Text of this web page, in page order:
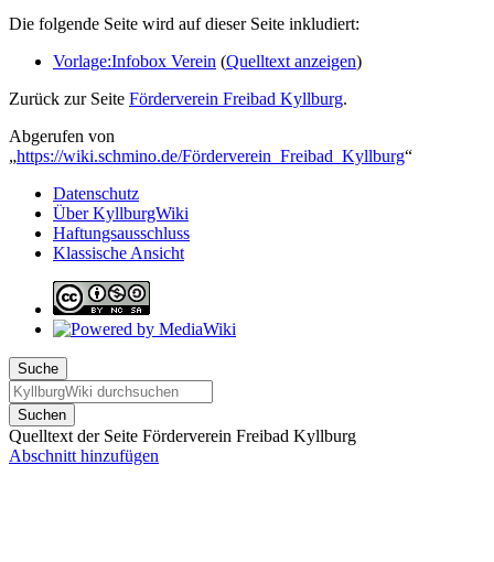
Die folgende Seite wird auf dieser Seite inkludiert:
Vorlage:Infobox Verein (Quelltext anzeigen)
Zurück zur Seite Förderverein Freibad Kyllburg.
Abgerufen von
„https://wiki.schmino.de/Förderverein_Freibad_Kyllburg“
Datenschutz
Über KyllburgWiki
Haftungsausschluss
Klassische Ansicht
Suche
Suchen
Quelltext der Seite Förderverein Freibad Kyllburg
Abschnitt hinzufügen